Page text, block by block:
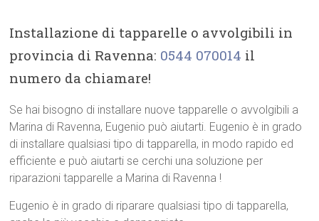
Installazione di tapparelle o avvolgibili in
provincia di Ravenna: 0544 070014 il
numero da chiamare!
Se hai bisogno di installare nuove tapparelle o avvolgibili a
Marina di Ravenna, Eugenio può aiutarti. Eugenio è in grado
di installare qualsiasi tipo di tapparella, in modo rapido ed
efficiente e può aiutarti se cerchi una soluzione per
riparazioni tapparelle a Marina di Ravenna !
Eugenio è in grado di riparare qualsiasi tipo di tapparella,